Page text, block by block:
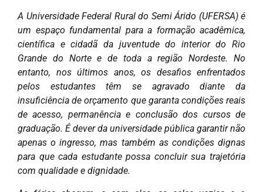
A Universidade Federal Rural do Semi Árido (UFERSA) é
um espaço fundamental para a formação acadêmica,
científica e cidadã da juventude do interior do Rio
Grande do Norte e de toda a região Nordeste. No
entanto, nos últimos anos, os desafios enfrentados
pelos estudantes têm se agravado diante da
insuficiência de orçamento que garanta condições reais
de acesso, permanência e conclusão dos cursos de
graduação. É dever da universidade pública garantir não
apenas o ingresso, mas também as condições dignas
para que cada estudante possa concluir sua trajetória
com qualidade e dignidade.